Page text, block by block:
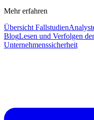
Mehr erfahren
Übersicht Fallstudien
BlogLesen und Verfolgen
Unternehmenssicherheit